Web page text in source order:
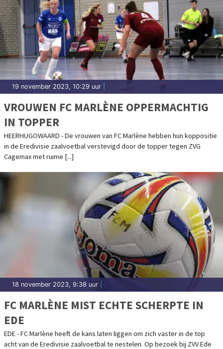
19 november 2023, 10:29 uur
VROUWEN FC MARLÈNE OPPERMACHTIG
IN TOPPER
HEERHUGOWAARD - De vrouwen van FC Marlène hebben hun koppositie
in de Eredivisie zaalvoetbal verstevigd door de topper tegen ZVG
Cagemax met ruime [...]
18 november 2023, 9:38 uur
FC MARLÈNE MIST ECHTE SCHERPTE IN
EDE
EDE - FC Marlène heeft de kans laten liggen om zich vaster in de top
acht van de Eredivisie zaalvoetbal te nestelen. Op bezoek bij ZVV Ede